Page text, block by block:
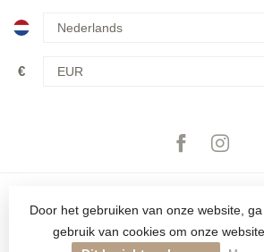
€
Door het gebruiken van onze website,
gebruik van cookies om onze